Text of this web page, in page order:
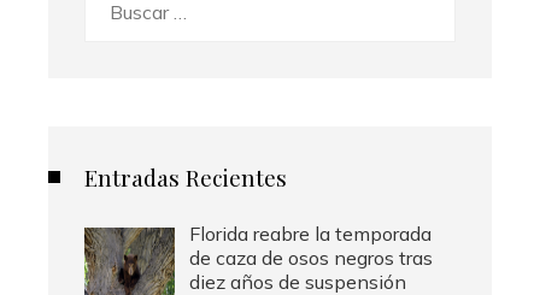
Entradas Recientes
Florida reabre la temporada
de caza de osos negros tras
diez años de suspensión